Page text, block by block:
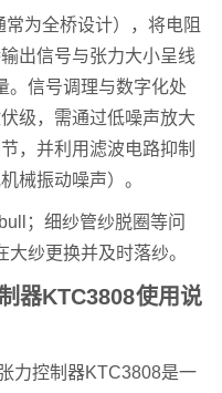
为全桥设计），将电阻
出信号与张力大小呈线
。信号调理与数字化处
级，需通过低噪声放大
，并利用滤波电路抑制
械振动噪声）。
；细纱管纱脱圈等问
纱更换并及时落纱。
器KTC3808使用说
力控制器KTC3808是一